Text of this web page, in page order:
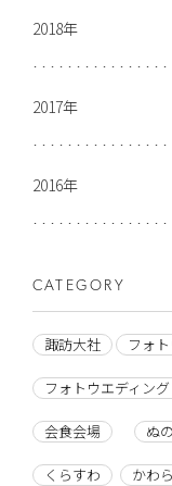
2018年
2017年
2016年
CATEGORY
諏訪大社 フォ
フォトウエディング
会食会場 ぬ
くらすわ かわ